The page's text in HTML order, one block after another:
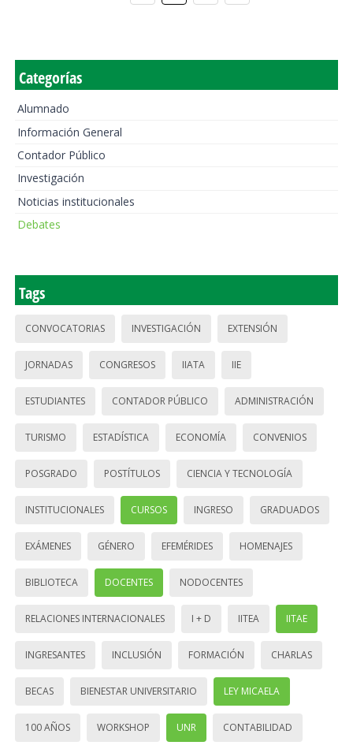
Categorías
Alumnado
Información General
Contador Público
Investigación
Noticias institucionales
Debates
Tags
CONVOCATORIAS INVESTIGACIÓN EXTENSIÓN
JORNADAS CONGRESOS IIATA IIE
ESTUDIANTES CONTADOR PÚBLICO ADMINISTRACIÓN
TURISMO ESTADÍSTICA ECONOMÍA CONVENIOS
POSGRADO POSTÍTULOS CIENCIA Y TECNOLOGÍA
INSTITUCIONALES CURSOS INGRESO GRADUADOS
EXÁMENES GÉNERO EFEMÉRIDES HOMENAJES
BIBLIOTECA DOCENTES NODOCENTES
RELACIONES INTERNACIONALES I + D IITEA IITAE
INGRESANTES INCLUSIÓN FORMACIÓN CHARLAS
BECAS BIENESTAR UNIVERSITARIO LEY MICAELA
100 AÑOS WORKSHOP UNR CONTABILIDAD